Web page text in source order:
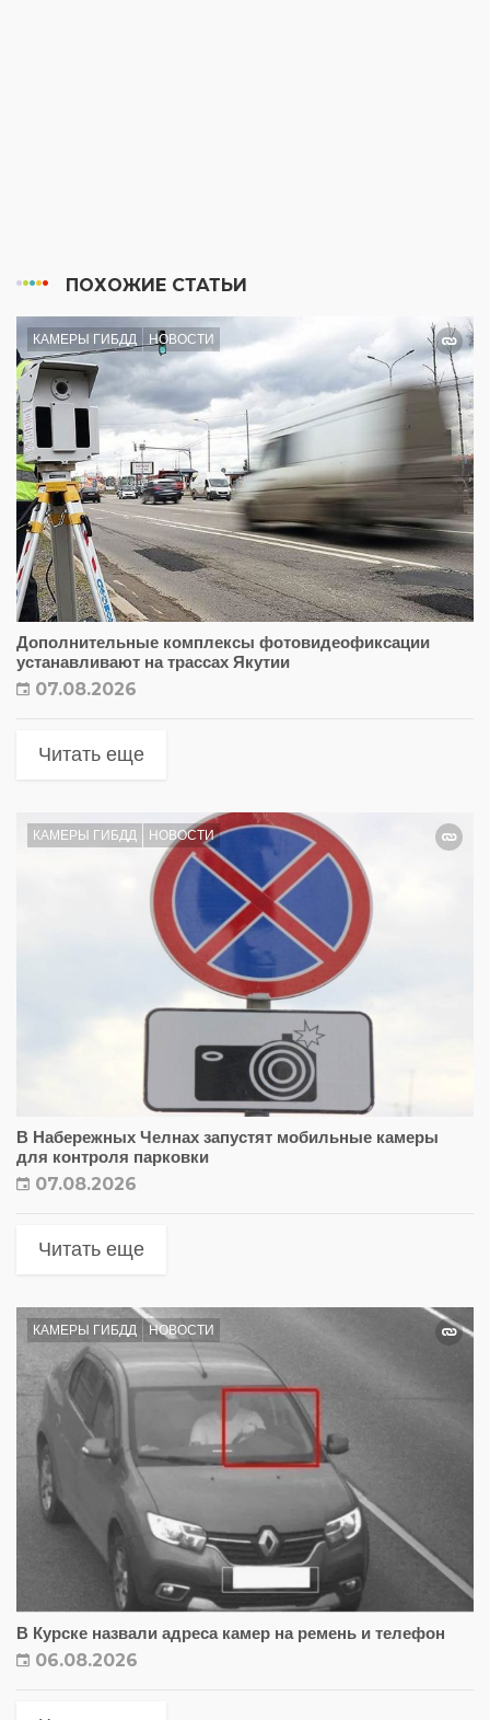
ПОХОЖИЕ СТАТЬИ
КАМЕРЫ ГИБДД НОВОСТИ
Дополнительные комплексы фотовидеофиксации
устанавливают на трассах Якутии
07.08.2026
Читать еще
КАМЕРЫ ГИБДД НОВОСТИ
В Набережных Челнах запустят мобильные камеры
для контроля парковки
07.08.2026
Читать еще
КАМЕРЫ ГИБДД НОВОСТИ
В Курске назвали адреса камер на ремень и телефон
06.08.2026